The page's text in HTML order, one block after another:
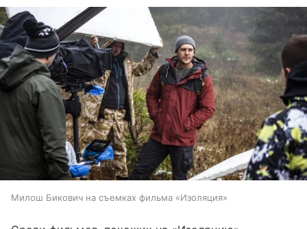
Милош Бикович на съемках фильма «Изоляция»